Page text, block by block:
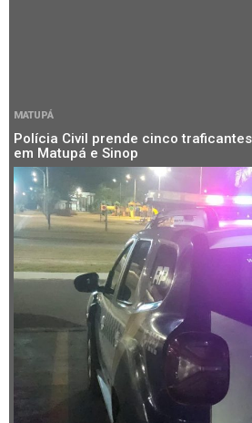
MATUPÁ
Polícia Civil prende cinco
em Matupá e Sinop